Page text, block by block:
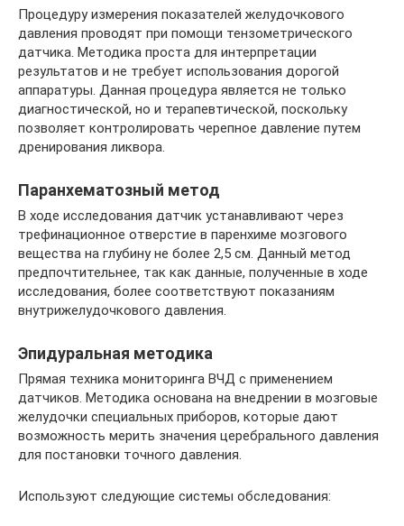
Процедуру измерения показателей желудочкового
давления проводят при помощи тензометрического
датчика. Методика проста для интерпретации
результатов и не требует использования дорогой
аппаратуры. Данная процедура является не только
диагностической, но и терапевтической, поскольку
позволяет контролировать черепное давление путем
дренирования ликвора.
Паранхематозный метод
В ходе исследования датчик устанавливают через
трефинационное отверстие в паренхиме мозгового
вещества на глубину не более 2,5 см. Данный метод
предпочтительнее, так как данные, полученные в ходе
исследования, более соответствуют показаниям
внутрижелудочкового давления.
Эпидуральная методика
Прямая техника мониторинга ВЧД с применением
датчиков. Методика основана на внедрении в мозговые
желудочки специальных приборов, которые дают
возможность мерить значения церебрального давления
для постановки точного давления.
Используют следующие системы обследования: